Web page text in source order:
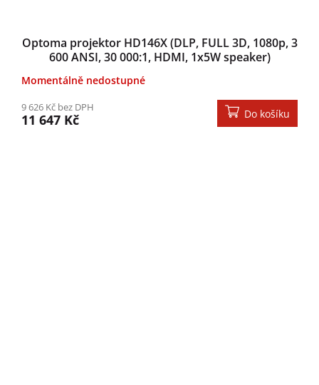
Optoma projektor HD146X (DLP, FULL 3D, 1080p, 3
600 ANSI, 30 000:1, HDMI, 1x5W speaker)
Momentálně nedostupné
9 626 Kč bez DPH
11 647 Kč Do košíku